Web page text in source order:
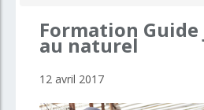
Formation Guide
au naturel
12 avril 2017